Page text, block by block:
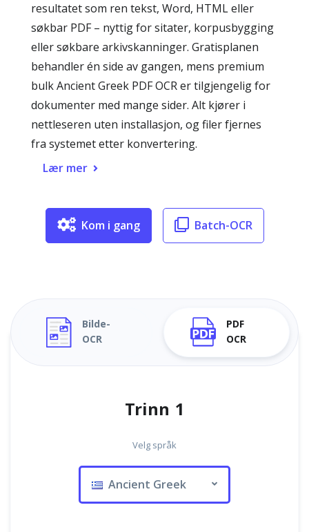
resultatet som ren tekst, Word, HTML eller
søkbar PDF – nyttig for sitater, korpusbygging
eller søkbare arkivskanninger. Gratisplanen
behandler én side av gangen, mens premium
bulk Ancient Greek PDF OCR er tilgjengelig for
dokumenter med mange sider. Alt kjører i
nettleseren uten installasjon, og filer fjernes
fra systemet etter konvertering.
Lær mer
Kom i gang Batch-OCR
Bilde-
OCR
PDF
OCR
Trinn 1
Velg språk
Ancient Greek